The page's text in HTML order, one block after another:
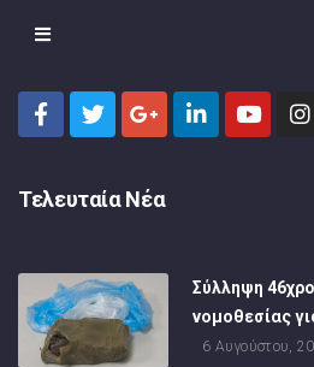
Τελευταία Νέα
Σύλληψη
νομοθεσίας
6 Αυγούστου,